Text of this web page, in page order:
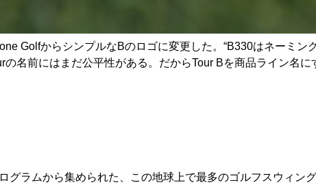
GolfからシンプルなBのロゴに変更した。“B330はネーミン
名前にはまだ公平性がある。だからTour Bを商品ライン名に
ラムから集められた、この地球上で最多のゴルフスウィン